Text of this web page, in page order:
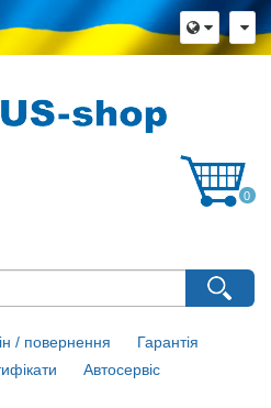
0
/ повернення
Гарантія
Автосервіс